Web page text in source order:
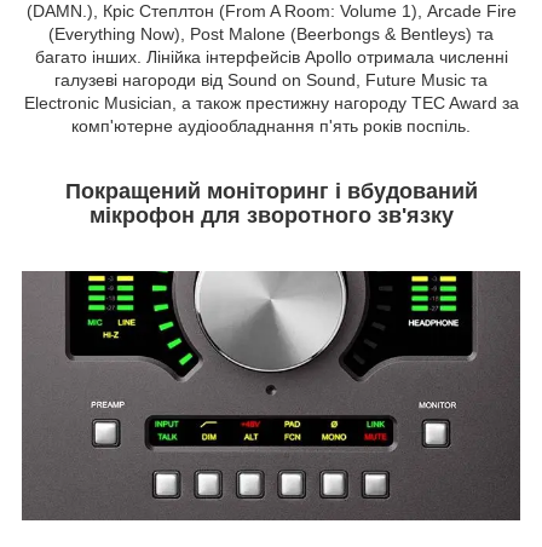
(DAMN.), Кріс Степлтон (From A Room: Volume 1), Arcade Fire
(Everything Now), Post Malone (Beerbongs & Bentleys) та
багато інших. Лінійка інтерфейсів Apollo отримала численні
галузеві нагороди від Sound on Sound, Future Music та
Electronic Musician, а також престижну нагороду TEC Award за
комп'ютерне аудіообладнання п'ять років поспіль.
Покращений моніторинг і вбудований
мікрофон для зворотного зв'язку